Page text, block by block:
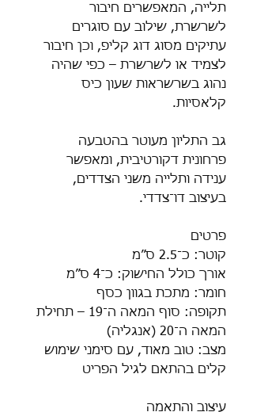
תלייה, המאפשרים חיבור
לשרשרת, שילוב עם סוגרים
עתיקים מסוג דוג קליפ, וכן חיבור
לצמיד או לשרשרת – כפי שהיה
נהוג בשרשראות שעון כיס
קלאסיות.
גב התליון מעוטר בהטבעה
פרחונית דקורטיבית, ומאפשר
ענידה ותלייה משני הצדדים,
בעיצוב דו־צדדי.
פרטים
קוטר: כ־2.5 ס”מ
אורך כולל החישוק: כ־4 ס”מ
חומר: מתכת בגוון כסף
תקופה: סוף המאה ה־19 – תחילת
המאה ה־20 (אנגליה)
מצב: טוב מאוד, עם סימני שימוש
קלים בהתאם לגיל הפריט
עיצוב והתאמה